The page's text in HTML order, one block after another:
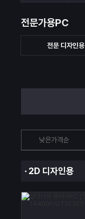
전문가용PC
전문 디자인용
낮은가격순
2D 디자인용